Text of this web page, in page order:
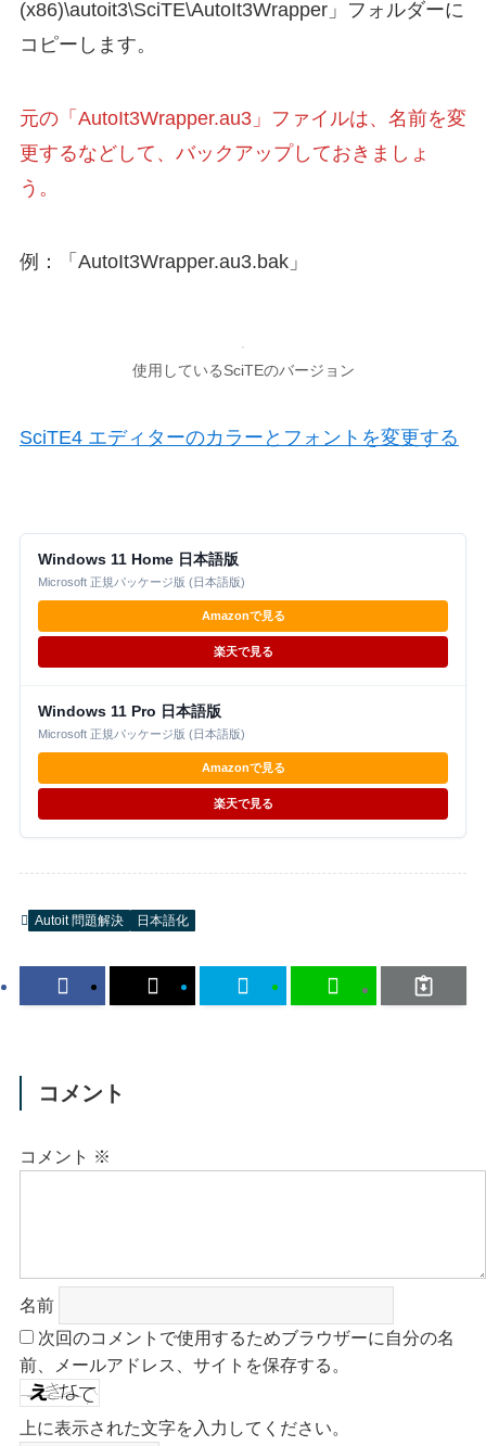
(x86)\autoit3\SciTE\AutoIt3Wrapper」フォルダーに
コピーします。
元の「AutoIt3Wrapper.au3」ファイルは、名前を変
更するなどして、バックアップしておきましょ
う。
例：「AutoIt3Wrapper.au3.bak」
使用しているSciTEのバージョン
SciTE4 エディターのカラーとフォントを変更する
Windows 11 Home 日本語版
Microsoft 正規パッケージ版 (日本語版)
Amazonで見る
楽天で見る
Windows 11 Pro 日本語版
Microsoft 正規パッケージ版 (日本語版)
Amazonで見る
楽天で見る
Autoit 問題解決 日本語化
コメント
コメント ※
名前
次回のコメントで使用するためブラウザーに自分の名
前、メールアドレス、サイトを保存する。
上に表示された文字を入力してください。